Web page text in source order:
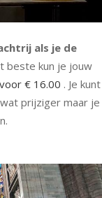
als je de
beste kun je jouw
€ 16.00 . Je kunt
prijziger maar je